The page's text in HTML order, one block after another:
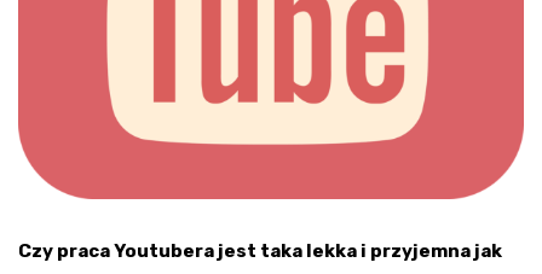
Czy praca Youtubera jest taka lekka i przyjemna jak